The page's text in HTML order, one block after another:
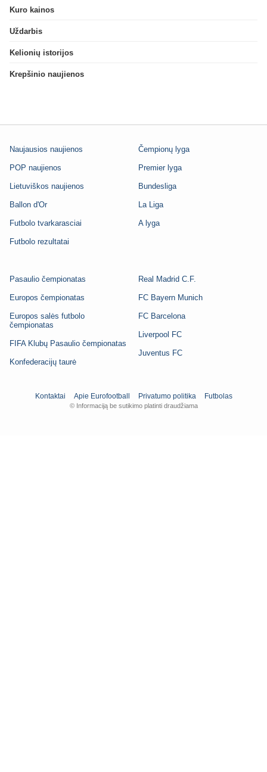
Kuro kainos
Uždarbis
Kelionių istorijos
Krepšinio naujienos
Naujausios naujienos
POP naujienos
Lietuviškos naujienos
Ballon d'Or
Futbolo tvarkarasciai
Futbolo rezultatai
Čempionų lyga
Premier lyga
Bundesliga
La Liga
A lyga
Pasaulio čempionatas
Europos čempionatas
Europos salės futbolo
čempionatas
FIFA Klubų Pasaulio čempionatas
Konfederacijų taurė
Real Madrid C.F.
FC Bayern Munich
FC Barcelona
Liverpool FC
Juventus FC
Kontaktai Apie Eurofootball Privatumo politika Futbolas
© Informaciją be sutikimo platinti draudžiama